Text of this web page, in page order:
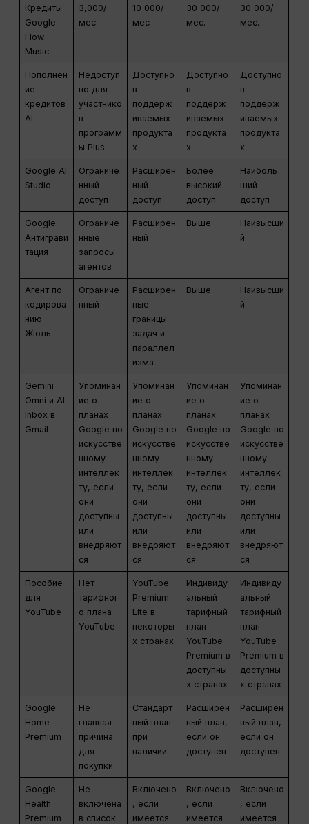
Кредиты
Google
Flow
Music
3,000/
мес
10 000/
мес
30 000/
мес.
30 000/
мес.
Пополнен
ие
кредитов
AI
Недоступ
но для
участнико
в
программ
ы Plus
Доступно
в
поддерж
иваемых
продукта
х
Доступно
в
поддерж
иваемых
продукта
х
Доступно
в
поддерж
иваемых
продукта
х
Google AI
Studio
Ограниче
нный
доступ
Расширен
ный
доступ
Более
высокий
доступ
Наиболь
ший
доступ
Google
Антиграви
тация
Ограниче
нные
запросы
агентов
Расширен
ный
Выше
Наивысши
й
Агент по
кодирова
нию
Жюль
Ограниче
нный
Расширен
ные
границы
задач и
параллел
изма
Выше
Наивысши
й
Gemini
Omni и AI
Inbox в
Gmail
Упоминан
ие о
планах
Google по
искусстве
нному
интеллек
ту, если
они
доступны
или
внедряют
ся
Упоминан
ие о
планах
Google по
искусстве
нному
интеллек
ту, если
они
доступны
или
внедряют
ся
Упоминан
ие о
планах
Google по
искусстве
нному
интеллек
ту, если
они
доступны
или
внедряют
ся
Упоминан
ие о
планах
Google по
искусстве
нному
интеллек
ту, если
они
доступны
или
внедряют
ся
Пособие
для
YouTube
Нет
тарифног
о плана
YouTube
YouTube
Premium
Lite в
некоторы
х странах
Индивиду
альный
тарифный
план
YouTube
Premium в
доступны
х странах
Индивиду
альный
тарифный
план
YouTube
Premium в
доступны
х странах
Google
Home
Premium
Не
главная
причина
для
покупки
Стандарт
ный план
при
наличии
Расширен
ный план,
если он
доступен
Расширен
ный план,
если он
доступен
Google
Health
Premium
Не
включена
в список
Включено
, если
имеется
Включено
, если
имеется
Включено
, если
имеется